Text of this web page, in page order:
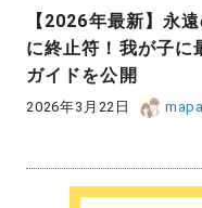
【2026年最新】永
に終止符！我が子に
ガイドを公開
2026年3月22日